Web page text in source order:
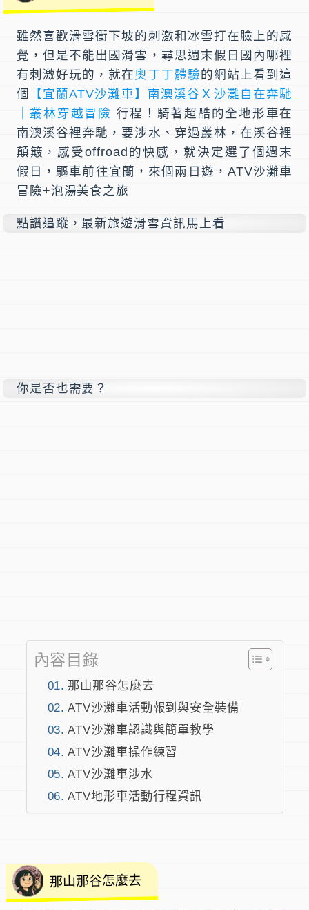
雖然喜歡滑雪衝下坡的刺激和冰雪打在臉上的感
覺，但是不能出國滑雪，尋思週末假日國內哪裡
有刺激好玩的，就在奧丁丁體驗的網站上看到這
個
【宜蘭ATV沙灘車】南澳溪谷Ｘ沙灘自在奔馳
｜叢林穿越冒險 行程！騎著超酷的全地形車在
南澳溪谷裡奔馳，要涉水、穿過叢林，在溪谷裡
顛簸，感受offroad的快感，就決定選了個週末
假日，驅車前往宜蘭，來個兩日遊，ATV沙灘車
冒險+泡湯美食之旅
點讚追蹤，最新旅遊滑雪資訊馬上看
你是否也需要？
內容目錄
那山那谷怎麼去
ATV沙灘車活動報到與安全裝備
ATV沙灘車認識與簡單教學
ATV沙灘車操作練習
ATV沙灘車涉水
ATV地形車活動行程資訊
那山那谷怎麼去